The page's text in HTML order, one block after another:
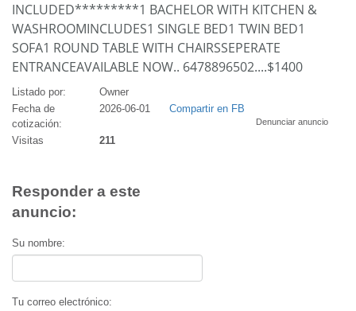
INCLUDED*********1 BACHELOR WITH KITCHEN &
WASHROOMINCLUDES1 SINGLE BED1 TWIN BED1
SOFA1 ROUND TABLE WITH CHAIRSSEPERATE
ENTRANCEAVAILABLE NOW.. 6478896502....$1400
Listado por:
Owner
Fecha de
cotización:
2026-06-01 Compartir en FB
Denunciar anuncio
Visitas 211
Responder a este
anuncio:
Su nombre:
Tu correo electrónico: